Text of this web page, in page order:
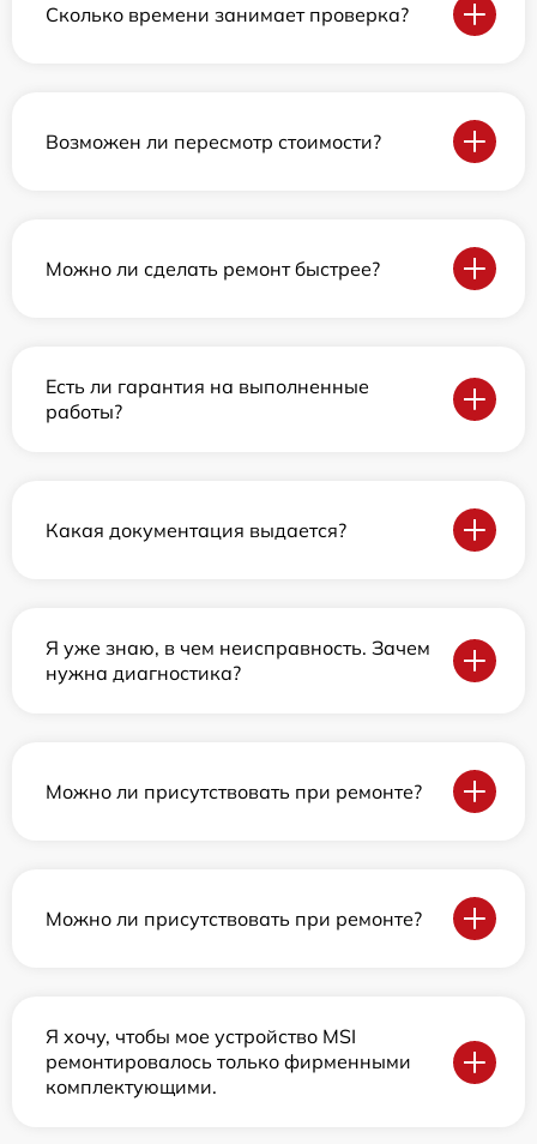
Сколько времени занимает проверка?
Возможен ли пересмотр стоимости?
Можно ли сделать ремонт быстрее?
Есть ли гарантия на выполненные
работы?
Какая документация выдается?
Я уже знаю, в чем неисправность. Зачем
нужна диагностика?
Можно ли присутствовать при ремонте?
Можно ли присутствовать при ремонте?
Я хочу, чтобы мое устройство MSI
ремонтировалось только фирменными
комплектующими.